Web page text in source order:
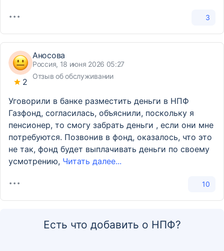
3
2
Аносова
Россия, 18 июня 2026 05:27
Отзыв об обслуживании
Уговорили в банке разместить деньги в НПФ
Газфонд, согласилась, объяснили, поскольку я
пенсионер, то смогу забрать деньги , если они мне
потребуются. Позвонив в фонд, оказалось, что это
не так, фонд будет выплачивать деньги по своему
усмотрению, Читать далее...
10
Есть что добавить о НПФ?